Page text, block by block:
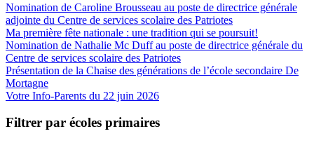
Nomination de Caroline Brousseau au poste de directrice générale
adjointe du Centre de services scolaire des Patriotes
Ma première fête nationale : une tradition qui se poursuit!
Nomination de Nathalie Mc Duff au poste de directrice générale du
Centre de services scolaire des Patriotes
Présentation de la Chaise des générations de l’école secondaire De
Mortagne
Votre Info-Parents du 22 juin 2026
Filtrer par écoles primaires